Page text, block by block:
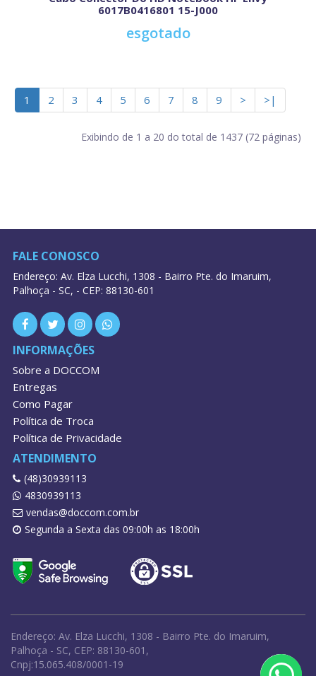
6017B0416801 15-J000
esgotado
1 2 3 4 5 6 7 8 9 > >|
Exibindo de 1 a 20 do total de 1437 (72 páginas)
FALE CONOSCO
Endereço: Av. Elza Lucchi, 1308 - Bairro Pte. do Imaruim,
Palhoça - SC, - CEP: 88130-601
INFORMAÇÕES
Sobre a DOCCOM
Entregas
Como Pagar
Política de Troca
Política de Privacidade
ATENDIMENTO
(48)30939113
4830939113
vendas@doccom.com.br
Segunda a Sexta das 09:00h as 18:00h
Endereço: Av. Elza Lucchi, 1308 - Bairro Pte. do Imaruim,
Palhoça - SC, CEP: 88130-601,
Cnpj:15.065.408/0001-19